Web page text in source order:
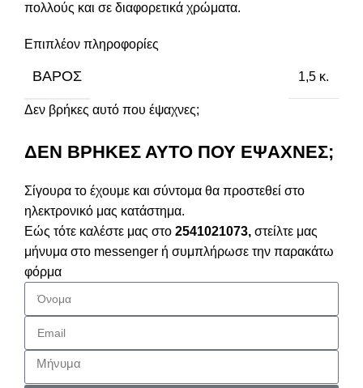
πολλούς και σε διαφορετικά χρώματα.
Επιπλέον πληροφορίες
ΒΆΡΟΣ 1,5 κ.
Δεν βρήκες αυτό που έψαχνες;
ΔΕΝ ΒΡΗΚΕΣ ΑΥΤΟ ΠΟΥ ΕΨΑΧΝΕΣ;
Σίγουρα το έχουμε και σύντομα θα προστεθεί στο
ηλεκτρονικό μας κατάστημα.
Εώς τότε καλέστε μας στο 2541021073, στείλτε μας
μήνυμα στο messenger ή συμπλήρωσε την παρακάτω
φόρμα